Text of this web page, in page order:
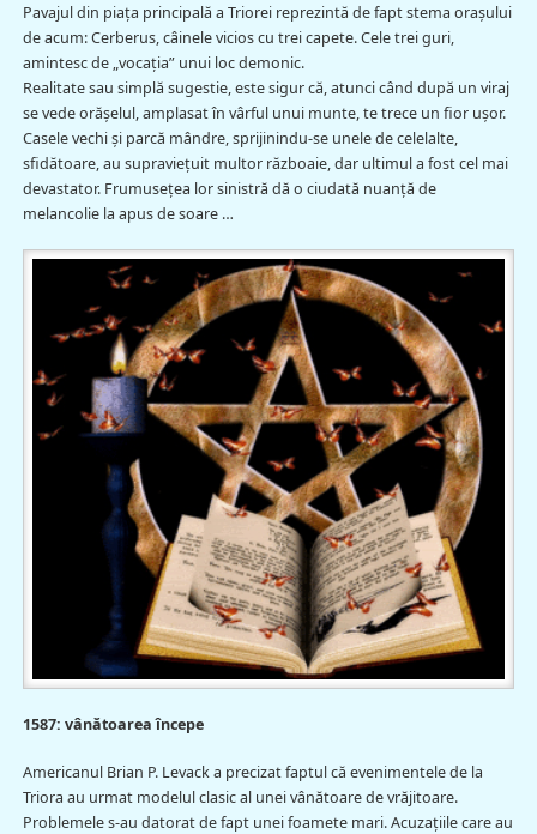
Pavajul din piaţa principală a Triorei reprezintă de fapt stema oraşului
de acum: Cerberus, câinele vicios cu trei capete. Cele trei guri,
amintesc de „vocaţia” unui loc demonic.
Realitate sau simplă sugestie, este sigur că, atunci când după un viraj
se vede orăşelul, amplasat în vârful unui munte, te trece un fior uşor.
Casele vechi şi parcă mândre, sprijinindu-se unele de celelalte,
sfidătoare, au supravieţuit multor războaie, dar ultimul a fost cel mai
devastator. Frumuseţea lor sinistră dă o ciudată nuanţă de
melancolie la apus de soare …
1587: vânătoarea începe
Americanul Brian P. Levack a precizat faptul că evenimentele de la
Triora au urmat modelul clasic al unei vânătoare de vrăjitoare.
Problemele s-au datorat de fapt unei foamete mari. Acuzaţiile care au